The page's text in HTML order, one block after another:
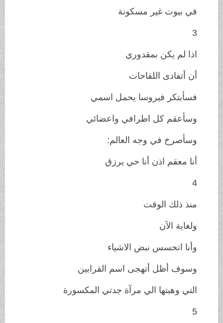
في بيوت غير مسكونة
اذا لم يكن بمقدوري
أن أتفادى اللقاحات
فسأبتكر فيروسا يحمل اسمي
وسأعقم كل اطرافي واعضائي
وسأصرخ في وجه العالم:
أنا معقم اذن أنا حي يرزق
منذ ذلك الوقت
ولغاية الآن
وأنا اتحسس نبض الاشياء
وسوف أظل أتهجى اسم القرابين
التي وهبتها الي مرآة جدتي المكسورة